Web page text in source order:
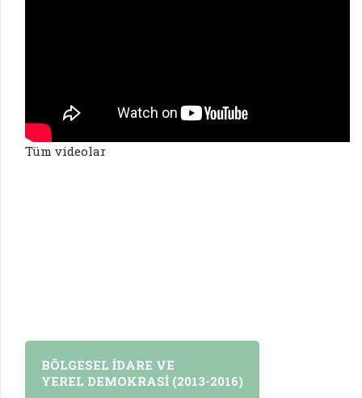
Tüm videolar
BÖLGESEL İDARE VE
YEREL DEMOKRASİ (2013-2016)